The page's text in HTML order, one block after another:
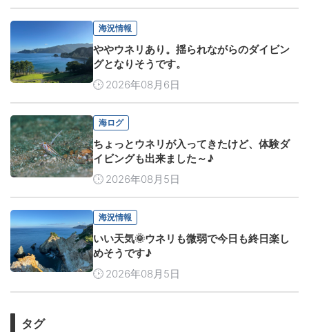
海況情報
ややウネリあり。揺られながらのダイビン
グとなりそうです。
2026年08月6日
海ログ
ちょっとウネリが入ってきたけど、体験ダ
イビングも出来ました～♪
2026年08月5日
海況情報
いい天気🌞ウネリも微弱で今日も終日楽し
めそうです♪
2026年08月5日
タグ